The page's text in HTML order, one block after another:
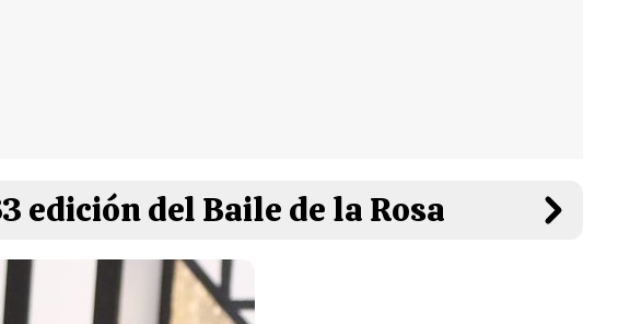
edición del Baile de la Rosa